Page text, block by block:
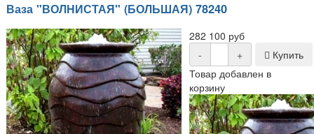
Ваза "ВОЛНИСТАЯ" (БОЛЬШАЯ) 78240
282 100 руб
-
+
Купить
Товар добавлен в
корзину